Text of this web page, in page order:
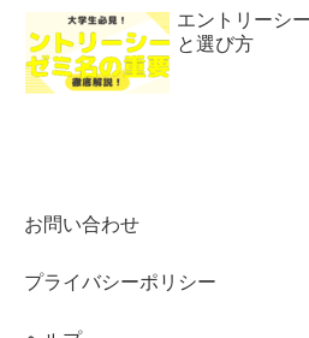
エントリーシ
と選び方
お問い合わせ
プライバシーポリシー